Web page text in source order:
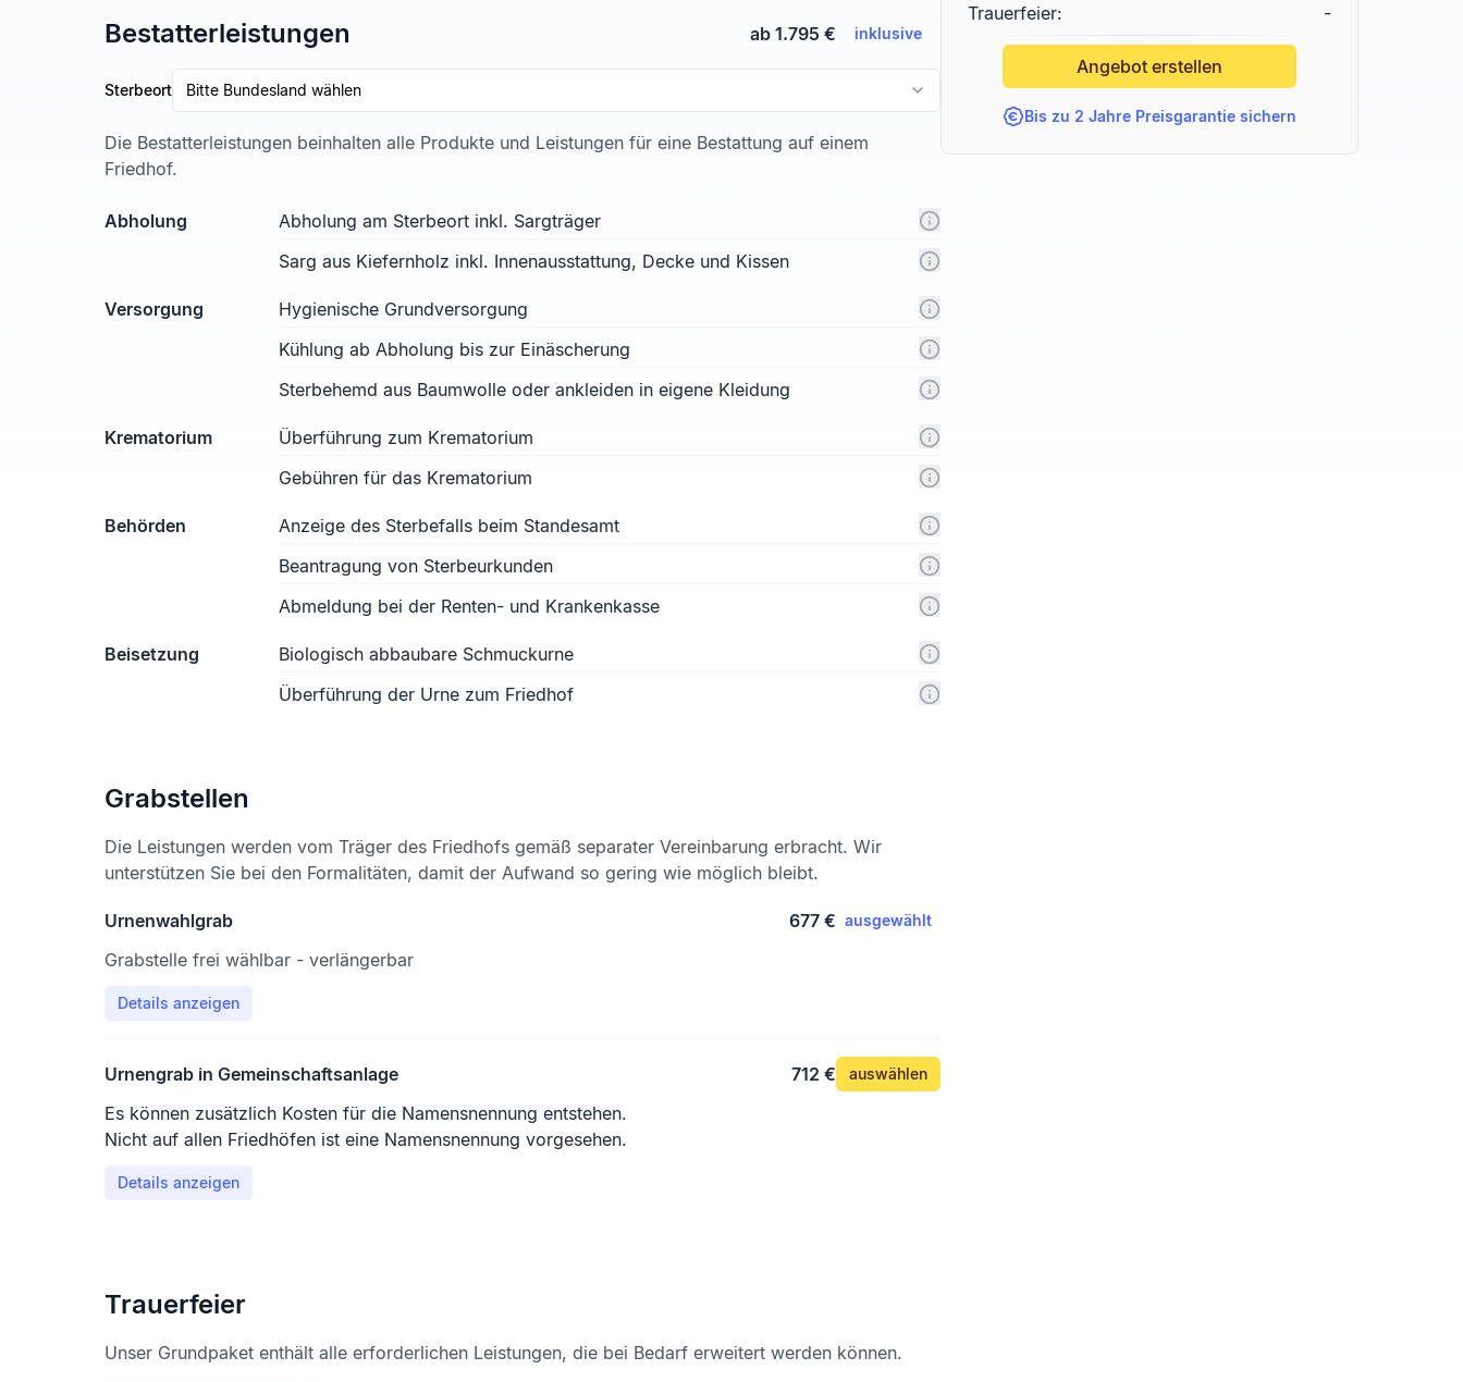
Bestatterleistungen ab 1.795 € inklusive
Sterbeort Bitte Bundesland wählen
Die Bestatterleistungen beinhalten alle Produkte und Leistungen für eine Bestattung auf einem
Friedhof.
Abholung
Abholung am Sterbeort inkl. Sargträger
Sarg aus Kiefernholz inkl. Innenausstattung, Decke und Kissen
Versorgung
Hygienische Grundversorgung
Kühlung ab Abholung bis zur Einäscherung
Sterbehemd aus Baumwolle oder ankleiden in eigene Kleidung
Krematorium
Überführung zum Krematorium
Gebühren für das Krematorium
Behörden
Anzeige des Sterbefalls beim Standesamt
Beantragung von Sterbeurkunden
Abmeldung bei der Renten- und Krankenkasse
Beisetzung
Biologisch abbaubare Schmuckurne
Überführung der Urne zum Friedhof
Grabstellen
Die Leistungen werden vom Träger des Friedhofs gemäß separater Vereinbarung erbracht. Wir
unterstützen Sie bei den Formalitäten, damit der Aufwand so gering wie möglich bleibt.
Urnenwahlgrab 677 € ausgewählt
Grabstelle frei wählbar - verlängerbar
Details anzeigen
Urnengrab in Gemeinschaftsanlage 712 € auswählen
Es können zusätzlich Kosten für die Namensnennung entstehen.
Nicht auf allen Friedhöfen ist eine Namensnennung vorgesehen.
Details anzeigen
Trauerfeier
Unser Grundpaket enthält alle erforderlichen Leistungen, die bei Bedarf erweitert werden können.
Trauerfeier:
-
Angebot erstellen
Bis zu 2 Jahre Preisgarantie sichern